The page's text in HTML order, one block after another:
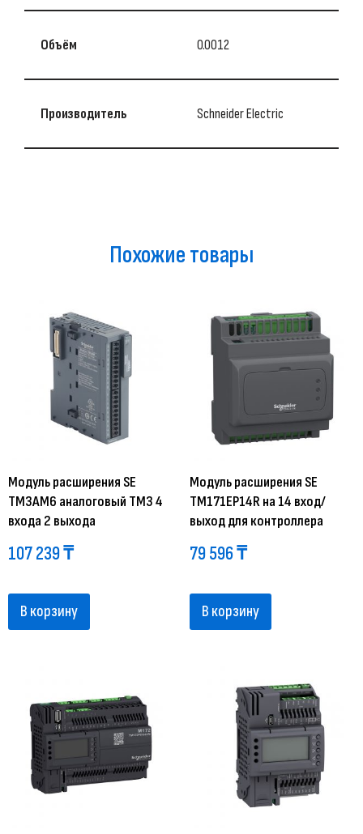
Объём 0.0012
Производитель Schneider Electric
Похожие товары
Модуль расширения SE
TM3AM6 аналоговый ТМ3 4
входа 2 выхода
107 239₸
В корзину
Модуль расширения SE
TM171EP14R на 14 вход/
выход для контроллера
79 596₸
В корзину